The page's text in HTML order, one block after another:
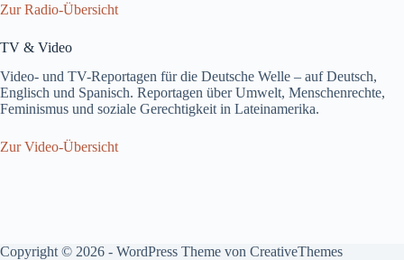
Zur Radio-Übersicht
TV & Video
Video- und TV-Reportagen für die Deutsche Welle – auf Deutsch,
Englisch und Spanisch. Reportagen über Umwelt, Menschenrechte,
Feminismus und soziale Gerechtigkeit in Lateinamerika.
Zur Video-Übersicht
Copyright © 2026 - WordPress Theme von CreativeThemes